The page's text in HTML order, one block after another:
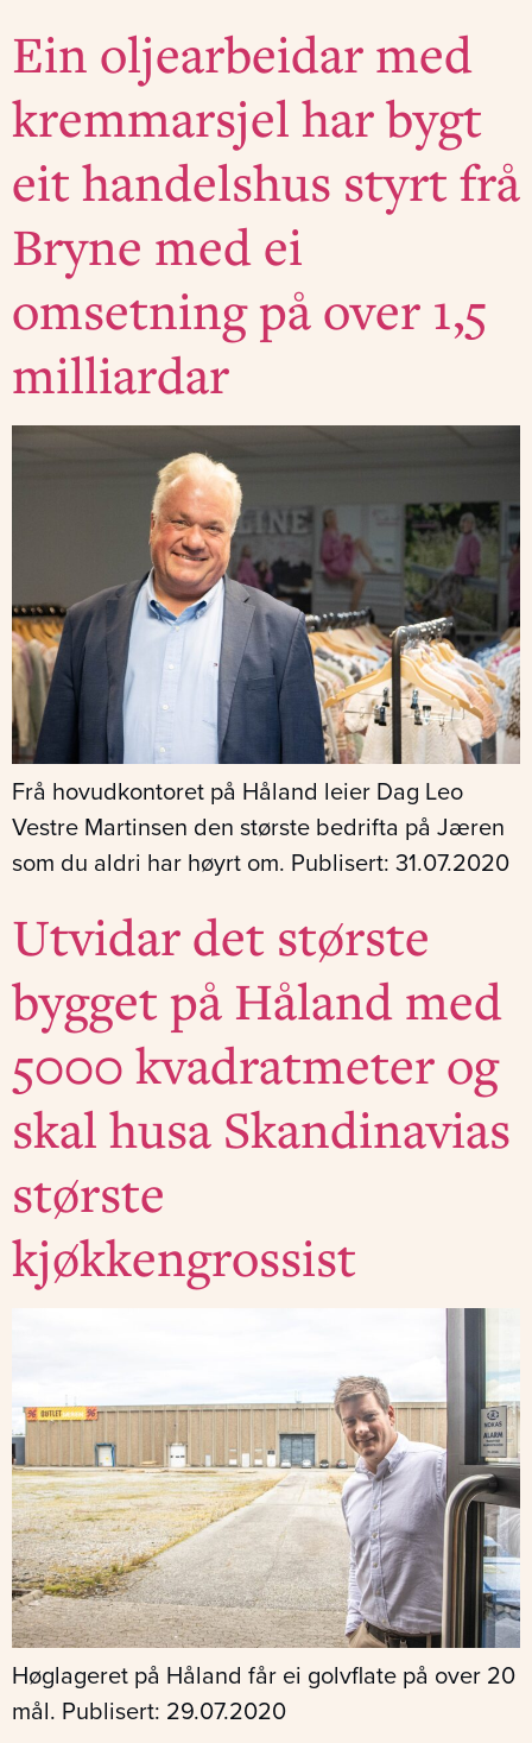
Ein oljearbeidar med
kremmarsjel har bygt
eit handelshus styrt frå
Bryne med ei
omsetning på over 1,5
milliardar
Frå hovudkontoret på Håland leier Dag Leo
Vestre Martinsen den største bedrifta på Jæren
som du aldri har høyrt om. Publisert: 31.07.2020
Utvidar det største
bygget på Håland med
5000 kvadratmeter og
skal husa Skandinavias
største
kjøkkengrossist
Høglageret på Håland får ei golvflate på over 20
mål. Publisert: 29.07.2020